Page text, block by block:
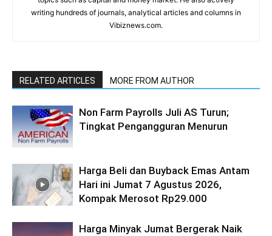
writing hundreds of journals, analytical articles and columns in
Vibiznews.com.
RELATED ARTICLES MORE FROM AUTHOR
Non Farm Payrolls Juli AS Turun;
Tingkat Pengangguran Menurun
Harga Beli dan Buyback Emas Antam
Hari ini Jumat 7 Agustus 2026,
Kompak Merosot Rp29.000
Harga Minyak Jumat Bergerak Naik